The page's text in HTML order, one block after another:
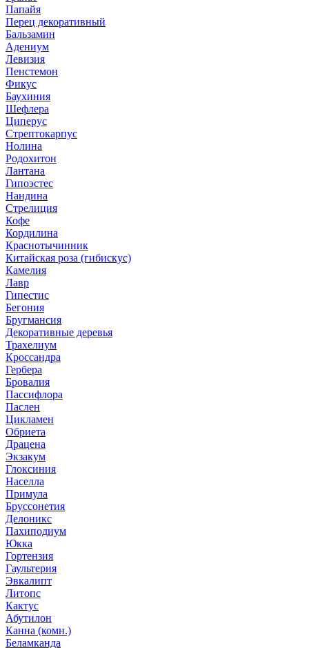
Папайя
Перец декоративный
Бальзамин
Адениум
Левизия
Пенстемон
Фикус
Баухиния
Шефлера
Циперус
Стрептокарпус
Нолина
Родохитон
Лантана
Гипоэстес
Нандина
Стрелиция
Кофе
Кордилина
Краснотычинник
Китайская роза (гибискус)
Камелия
Лавр
Гипестис
Бегония
Бругмансия
Декоративные деревья
Трахелиум
Кроссандра
Гербера
Бровалия
Пассифлора
Паслен
Цикламен
Обриета
Драцена
Экзакум
Глоксиния
Населла
Примула
Бруссонетия
Делоникс
Пахиподиум
Юкка
Гортензия
Гаультерия
Эвкалипт
Литопс
Кактус
Абутилон
Канна (комн.)
Беламканда